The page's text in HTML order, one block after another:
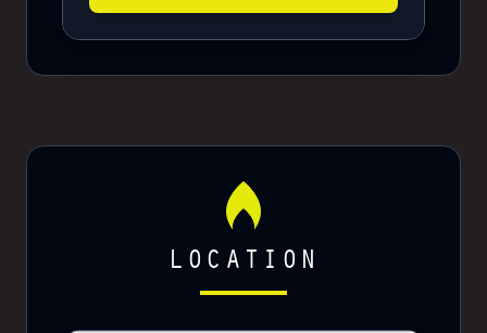
LOCATION